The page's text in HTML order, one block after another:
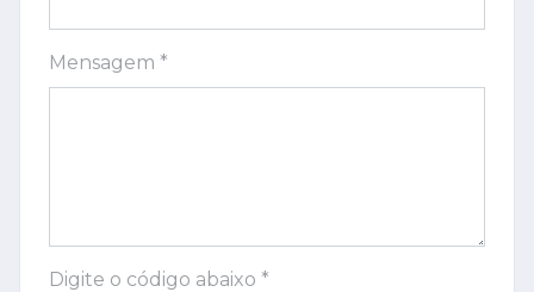
Mensagem *
Digite o código abaixo *